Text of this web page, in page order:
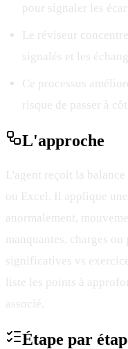
pour signaler les
Le réviseur
signalés et les
Ce processus
risque de passer à
L'approche
L'agent reçoit la
ou Excel. Il applique
anormalement,
manquantes, charges
significatives vs
liste les points à
associé.
Étape par